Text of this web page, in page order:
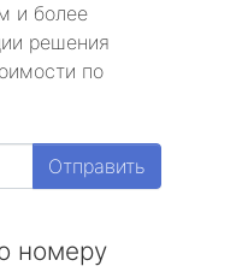
и более
решения
по
Отправить
номеру